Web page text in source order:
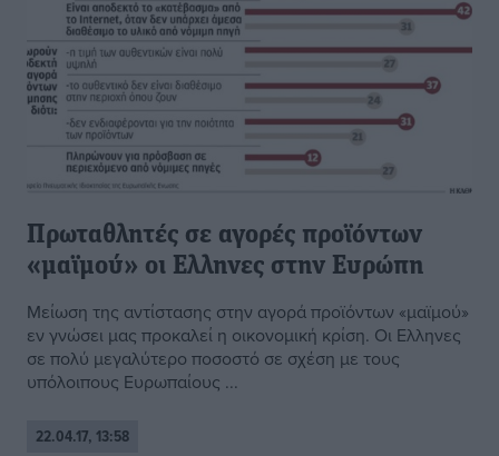
Πρωταθλητές σε αγορές προϊόντων
«μαϊμού» οι Ελληνες στην Ευρώπη
Μείωση της αντίστασης στην αγορά προϊόντων «μαϊμού»
εν γνώσει μας προκαλεί η οικονομική κρίση. Οι Ελληνες
σε πολύ μεγαλύτερο ποσοστό σε σχέση με τους
υπόλοιπους Ευρωπαίους ...
22.04.17, 13:58